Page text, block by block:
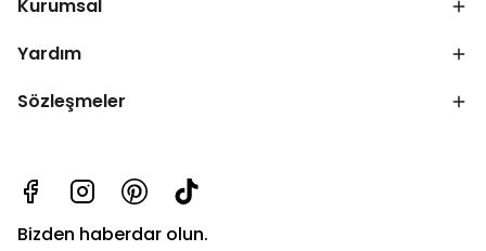
Kurumsal
Yardım
Sözleşmeler
Bizden haberdar olun.